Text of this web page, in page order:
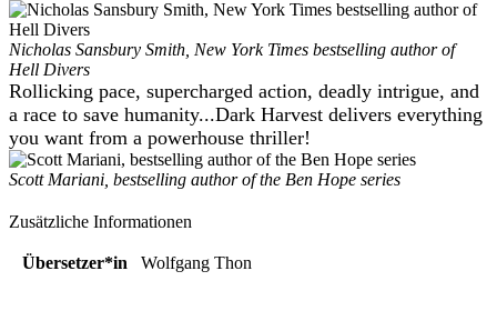
Nicholas Sansbury Smith, New York Times bestselling author of
Hell Divers
Rollicking pace, supercharged action, deadly intrigue, and
a race to save humanity...Dark Harvest delivers everything
you want from a powerhouse thriller!
Scott Mariani, bestselling author of the Ben Hope series
Zusätzliche Informationen
Übersetzer*in Wolfgang Thon